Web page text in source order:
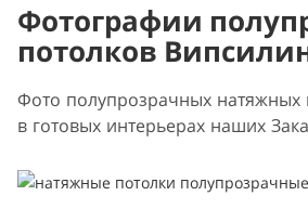
Фотографии
потолков
Фото полупрозрачных натяжных
в готовых интерьерах наших